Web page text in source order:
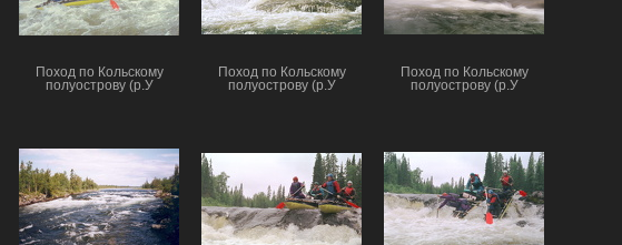
Поход по Кольскому
полуострову (р.У
Поход по Кольскому
полуострову (р.У
Поход по Кольскому
полуострову (р.У